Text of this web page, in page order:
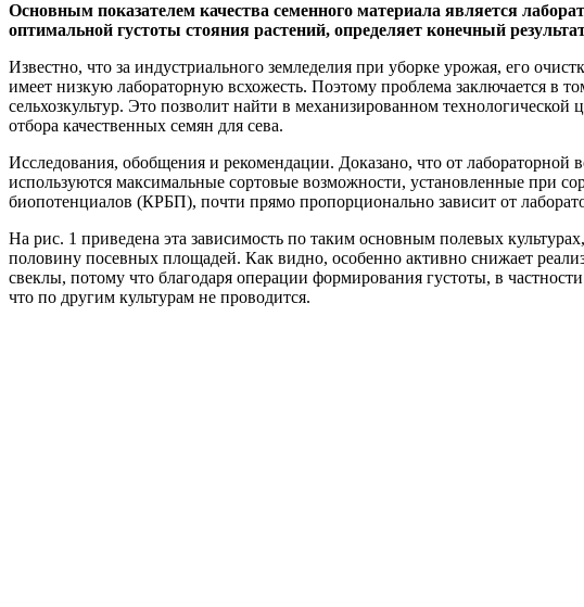
Основным показателем качества семенного материала является
оптимальной густоты стояния растений, определяет конечный
Известно, что за индустриального земледелия при уборке урожая, его
имеет низкую лабораторную всхожесть. Поэтому проблема заключается в
сельхозкультур. Это позволит найти в механизированном
отбора качественных семян для сева.
Исследования, обобщения и рекомендации. Доказано, что от лабораторной
используются максимальные сортовые возможности, установленные при
биопотенциалов (КРБП), почти прямо пропорционально зависит от
На рис. 1 приведена эта зависимость по таким основным полевых
половину посевных площадей. Как видно, особенно активно снижает
свеклы, потому что благодаря операции формирования густоты, в
что по другим культурам не проводится.